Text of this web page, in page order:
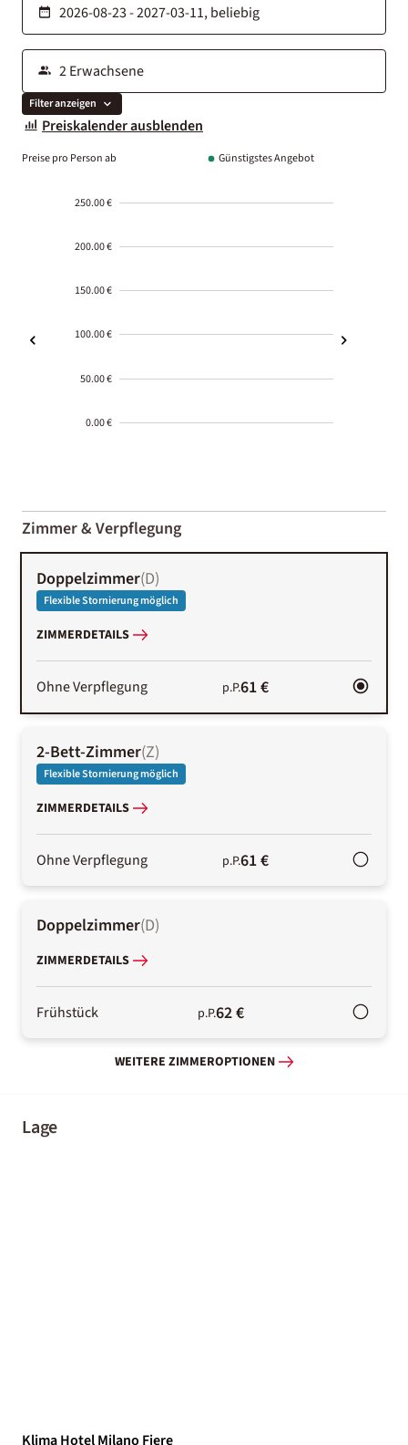
Filter anzeigen
Preiskalender ausblenden
Preise pro Person ab Günstigstes Angebot
250.00 €
200.00 €
150.00 €
100.00 €
50.00 €
0.00 €
01-02
Zimmer & Verpflegung
Doppelzimmer(D)
Flexible Stornierung möglich
ZIMMERDETAILS
Ohne Verpflegung p.P.61 €
2-Bett-Zimmer(Z)
Flexible Stornierung möglich
ZIMMERDETAILS
Ohne Verpflegung p.P.61 €
Doppelzimmer(D)
ZIMMERDETAILS
Frühstück p.P.62 €
WEITERE ZIMMEROPTIONEN
Lage
Klima Hotel Milano Fiere